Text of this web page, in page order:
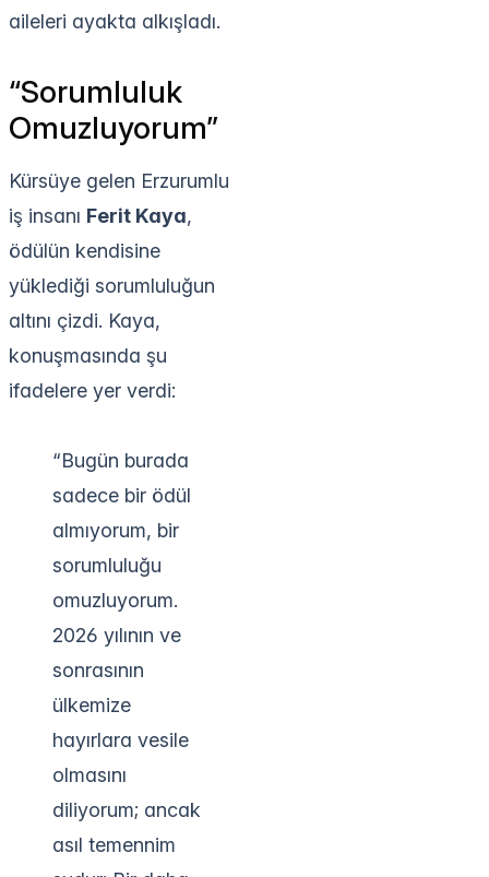
aileleri ayakta alkışladı.
“Sorumluluk
Omuzluyorum”
Kürsüye gelen Erzurumlu
iş insanı Ferit Kaya,
ödülün kendisine
yüklediği sorumluluğun
altını çizdi. Kaya,
konuşmasında şu
ifadelere yer verdi:
“Bugün burada
sadece bir ödül
almıyorum, bir
sorumluluğu
omuzluyorum.
2026 yılının ve
sonrasının
ülkemize
hayırlara vesile
olmasını
diliyorum; ancak
asıl temennim